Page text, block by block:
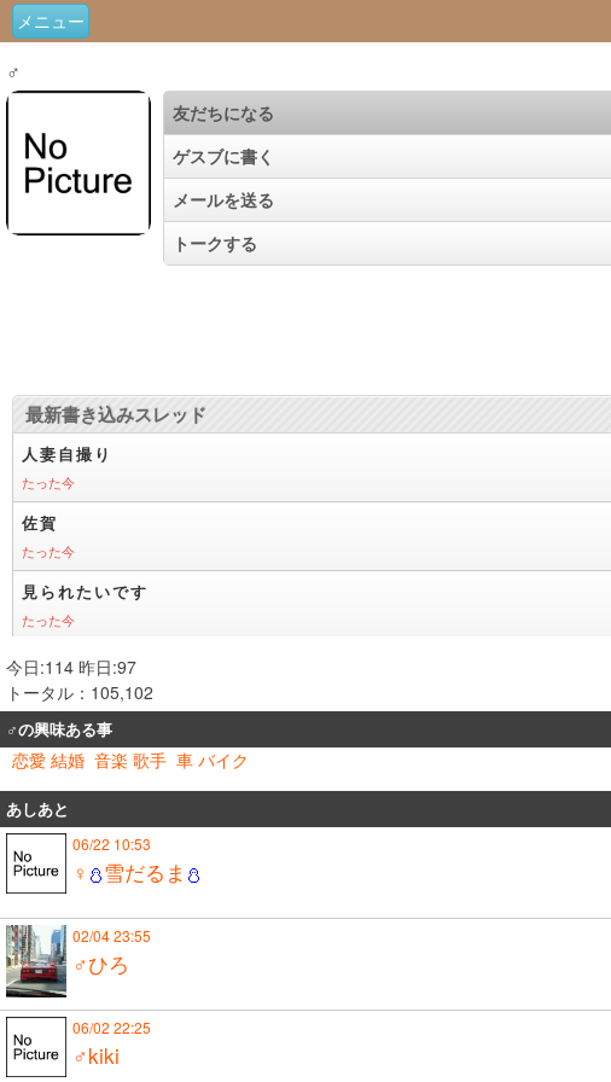
メニュー
♂
友だちになる
ゲスブに書く
メールを送る
トークする
今日:114 昨日:97
トータル：105,102
♂の興味ある事
恋愛 結婚 音楽 歌手 車 バイク
あしあと
06/22 10:53
♀ 雪だるま
02/04 23:55
♂ひろ
06/02 22:25
♂kiki